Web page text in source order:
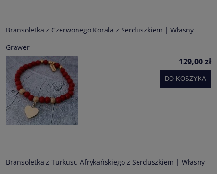
Bransoletka z Czerwonego Korala z Serduszkiem | Własny
Grawer
129,00 zł
DO KOSZYKA
Bransoletka z Turkusu Afrykańskiego z Serduszkiem | Własny